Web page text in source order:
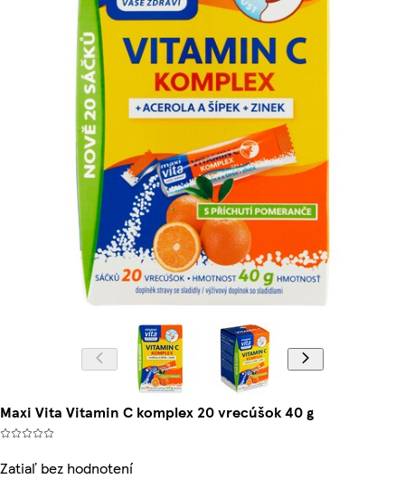
Maxi Vita Vitamin C komplex 20 vrecúšok 40 g
Zatiaľ bez hodnotení